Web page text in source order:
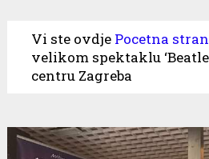
Vi ste ovdje Pocetna
velikom spektaklu
centru Zagreba